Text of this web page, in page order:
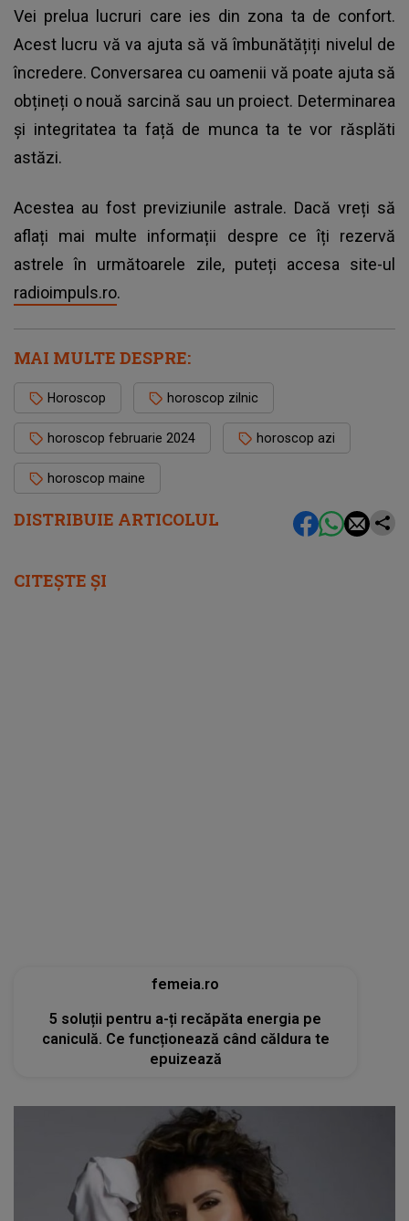
DISTRIBUIE ARTICOLUL
Vei prelua lucruri care ies din zona ta de confort.
Acest lucru vă va ajuta să vă îmbunătățiți nivelul de
încredere. Conversarea cu oamenii vă poate ajuta să
obțineți o nouă sarcină sau un proiect. Determinarea
și integritatea ta față de munca ta te vor răsplăti
astăzi.
Acestea au fost previziunile astrale. Dacă vreți să
aflați mai multe informații despre ce îți rezervă
astrele în următoarele zile, puteți accesa site-ul
radioimpuls.ro.
MAI MULTE DESPRE:
Horoscop horoscop zilnic
horoscop februarie 2024 horoscop azi
horoscop maine
CITEȘTE ȘI
femeia.ro
5 soluții pentru a-ți recăpăta energia pe
caniculă. Ce funcționează când căldura te
epuizează